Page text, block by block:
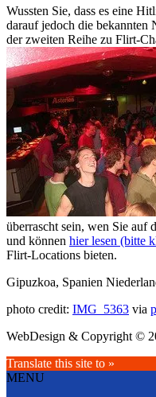
Wussten Sie, dass es eine
darauf jedoch die bekannten
der zweiten Reihe zu Flirt-
überrascht sein, wen Sie auf
und können hier lesen (bitte
Flirt-Locations bieten.
Gipuzkoa, Spanien
photo credit: IMG_5363 via
WebDesign & Copyright ©
Translate this site to »
MENU